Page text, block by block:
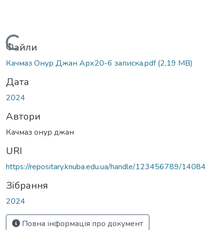
Вантажиться...
Файли
Качмаз Онур Джан Арх20-6 записка.pdf(2,19 MB)
Дата
2024
Автори
Качмаз онур джан
URI
https://repositary.knuba.edu.ua/handle/123456789/14084
Зібрання
2024
Повна інформація про документ